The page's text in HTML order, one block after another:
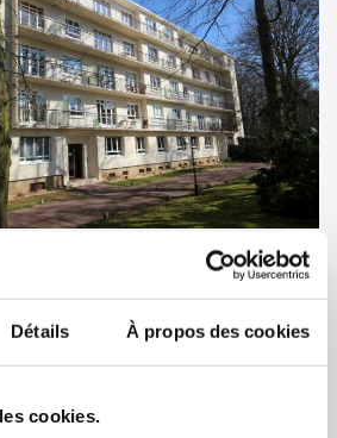
Détails À propos des cookies
cookies.
énergétique pour un
à Versailles dans les